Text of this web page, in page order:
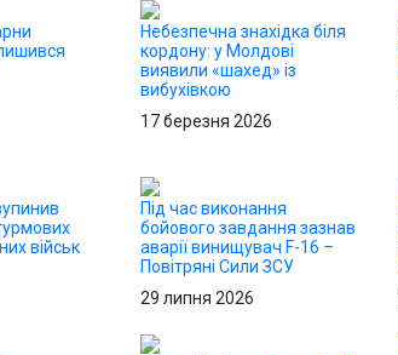
Небезпечна знахідка біля
кордону: у Молдові
виявили «шахед» із
вибухівкою
17 березня 2026
військ
Під час виконання
бойового завдання зазнав
аварії винищувач F-16 –
Повітряні Сили ЗСУ
29 липня 2026